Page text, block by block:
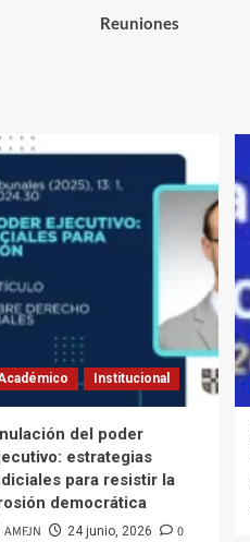
Reuniones
Institucional
del poder
estrategias
para resistir la
democrática
AMFJN 24 junio, 2026 0